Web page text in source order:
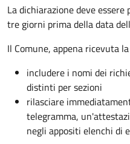
La dichiarazione deve
tre giorni prima della data
Il Comune, appena ricevuta
includere i nomi dei
distinti per sezioni
rilasciare
telegramma,
negli appositi elenchi di